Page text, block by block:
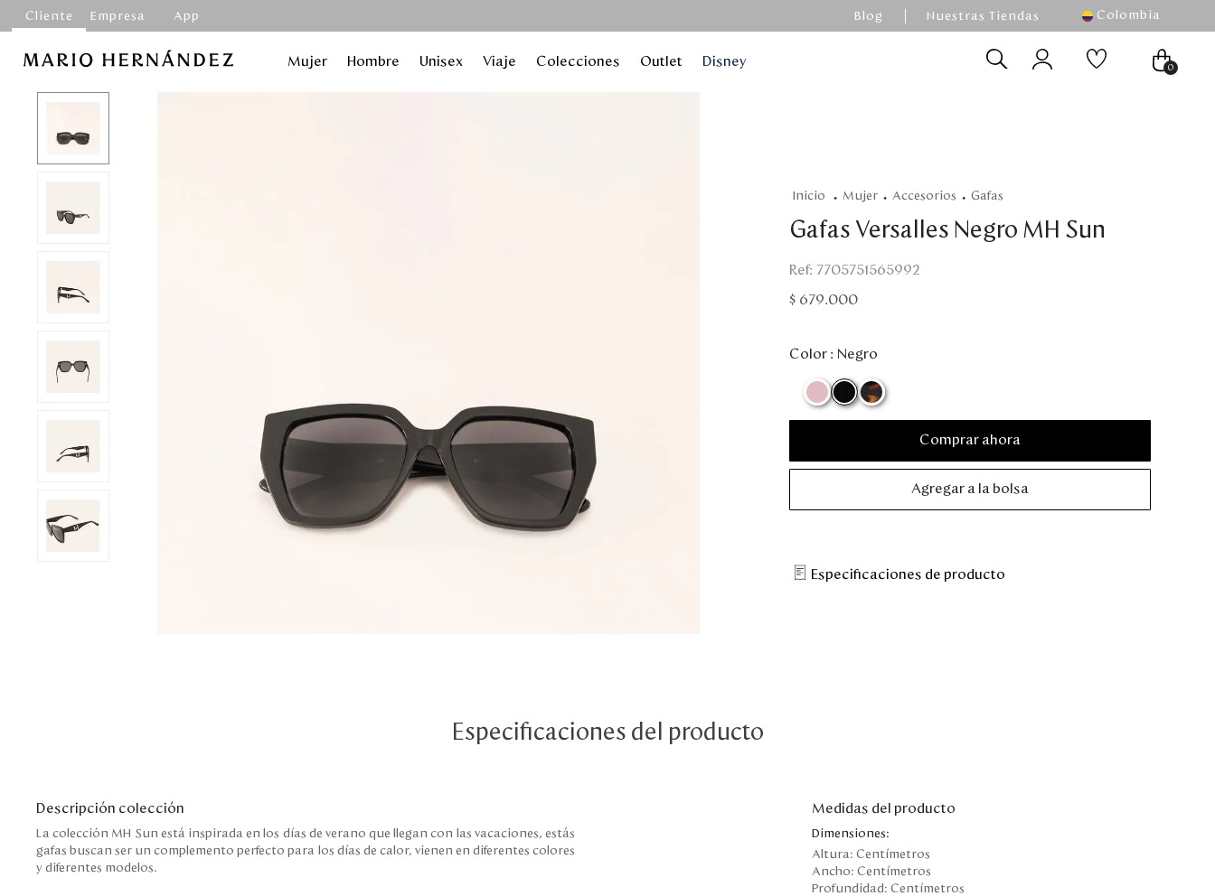
Cliente Empresa App Blog Nuestras Tiendas Colombia
Mujer Hombre Unisex Viaje Colecciones Outlet Disney 0
mujer accesorios gafas
Gafas Versalles Negro MH Sun
: 7705751565992
$ 679.000
Color : Negro
Comprar ahora
Agregar a la bolsa
Especificaciones de producto
Especificaciones del producto
Descripción colección
La colección MH Sun está inspirada en los días de verano que llegan con las vacaciones, estás
gafas buscan ser un complemento perfecto para los días de calor, vienen en diferentes colores
y diferentes modelos.
Medidas del producto
Dimensiones:
Altura:Centímetros
Ancho:Centímetros
Profundidad:Centímetros